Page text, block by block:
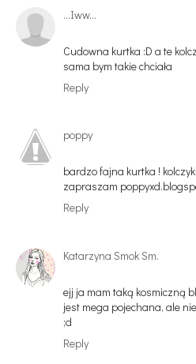
...Iww...
Cudowna kurtka :D a te
sama bym takie chciała
Reply
poppy
bardzo fajna kurtka !
zapraszam
Reply
Katarzyna Smok Sm.
ejj ja mam taką kosmiczną
jest mega pojechana, ale
;d
Reply